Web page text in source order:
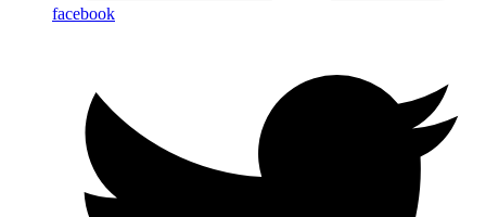
facebook